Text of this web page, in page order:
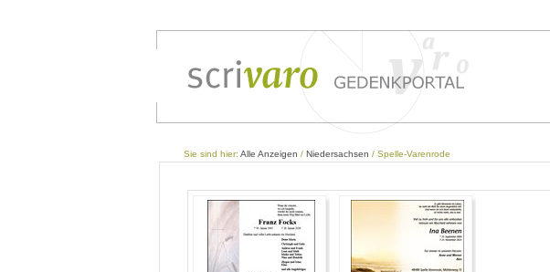
Sie sind hier: Alle Anzeigen / Niedersachsen / Spelle-Varenrode